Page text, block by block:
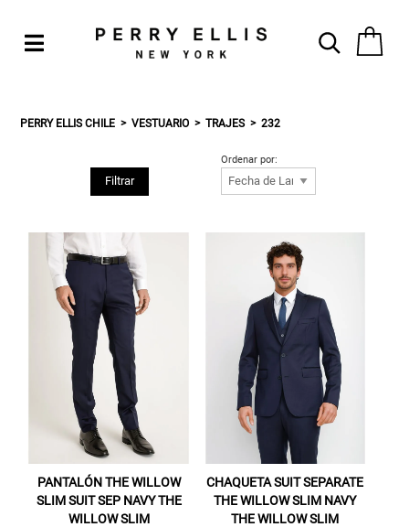
PERRY ELLIS CHILE VESTUARIO TRAJES 232
Filtrar
Ordenar por:
PANTALÓN THE WILLOW
SLIM SUIT SEP NAVY THE
WILLOW SLIM
CHAQUETA SUIT SEPARATE
THE WILLOW SLIM NAVY
THE WILLOW SLIM